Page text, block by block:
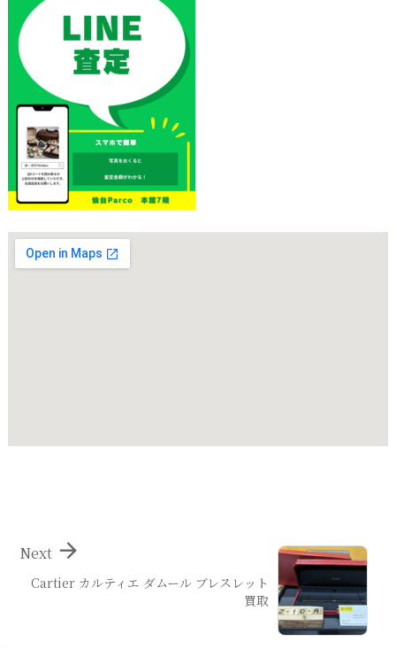
Cartier カルティエ ダムール ブレスレット
買取

Next